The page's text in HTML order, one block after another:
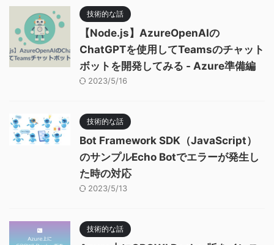
技術的な話
【Node.js】AzureOpenAIの
ChatGPTを使用してTeamsのチャット
ボットを開発してみる - Azure準備編
2023/5/16
技術的な話
Bot Framework SDK（JavaScript）
のサンプルEcho Botでエラーが発生し
た時の対応
2023/5/13
技術的な話